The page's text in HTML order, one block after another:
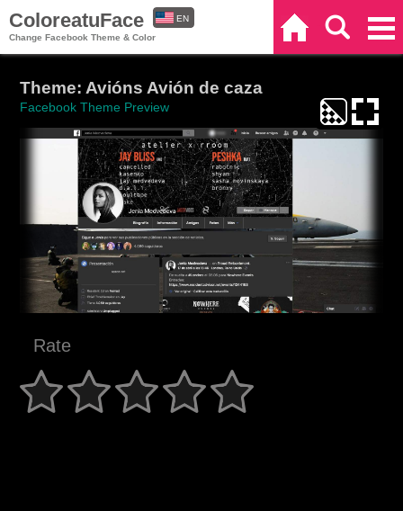
ColoreatuFace
Change Facebook Theme & Color
EN
Theme: Avións Avión de caza
Facebook Theme Preview
Rate